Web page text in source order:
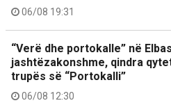
06/08 19:31
“Verë dhe portokalle” në
jashtëzakonshme, qindra
trupës së “Portokalli”
06/08 12:30